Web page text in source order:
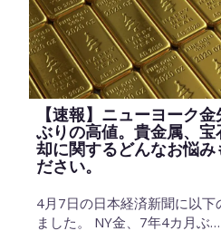
【速報】ニューヨーク
ぶりの高値。貴金属、
却に関するどんなお悩み
ださい。
4月7日の日本経済新聞に以
ました。 NY金、7年4カ月ぶ…